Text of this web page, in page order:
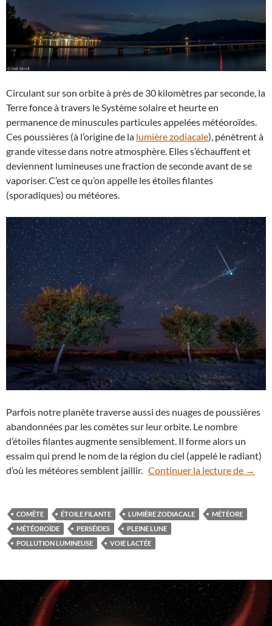
Circulant sur son orbite à près de 30 kilomètres par seconde, la
Terre fonce à travers le Système solaire et heurte en
permanence de minuscules particules appelées météoroïdes.
Ces poussières (à l’origine de la lumière zodiacale), pénètrent à
grande vitesse dans notre atmosphère. Elles s’échauffent et
deviennent lumineuses une fraction de seconde avant de se
vaporiser. C’est ce qu’on appelle les étoiles filantes
(sporadiques) ou météores.
Parfois notre planète traverse aussi des nuages de poussières
abandonnées par les comètes sur leur orbite. Le nombre
d’étoiles filantes augmente sensiblement. Il forme alors un
essaim qui prend le nom de la région du ciel (appelé le radiant)
d’où les météores semblent jaillir. Continuer la lecture de Août,
→
COMÈTE ÉTOILE FILANTE LUMIÈRE ZODIACALE
MÉTÉORE
MÉTÉOROÏDE
PERSÉIDES
PLEINE LUNE
POLLUTION LUMINEUSE
VOIE LACTÉE